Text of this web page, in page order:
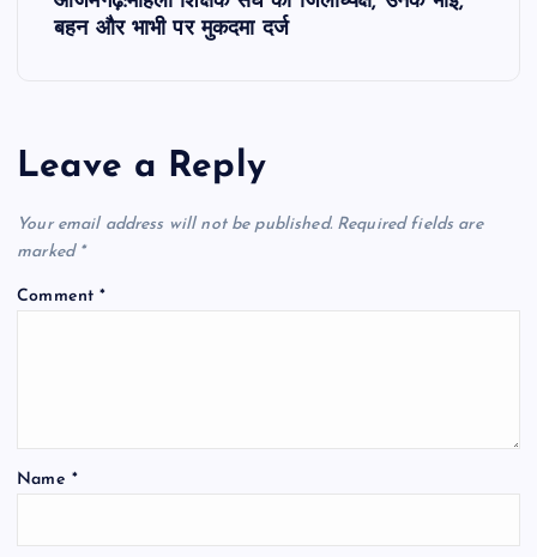
a
v
i
t
बहन और भाभी पर मुकदमा दर्ज
Leave a Reply
Your email address will not be published. Required fields are
marked *
Comment*
Name *